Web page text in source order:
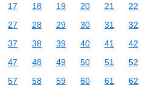
17 18 19 20 21
22
27 28 29 30 31
32
37 38 39 40 41
42
47 48 49 50 51
52
57 58 59 60 61
62